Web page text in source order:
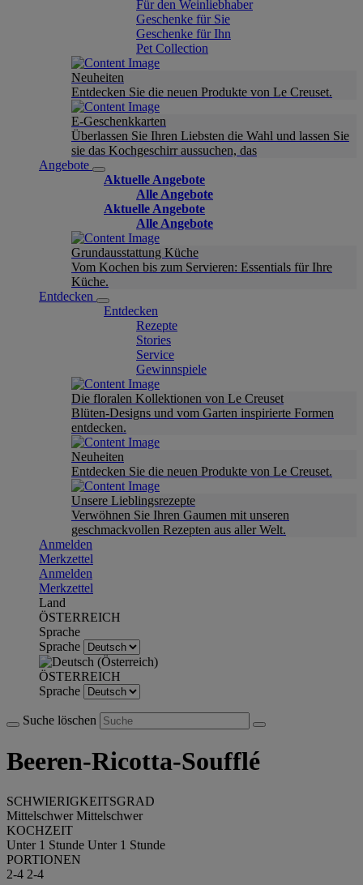
Für den Weinliebhaber
Geschenke für Sie
Geschenke für Ihn
Pet Collection
Neuheiten
Entdecken Sie die neuen Produkte von Le Creuset.
E-Geschenkkarten
Überlassen Sie Ihren Liebsten die Wahl und lassen Sie
sie das Kochgeschirr aussuchen, das
Angebote
Aktuelle Angebote
Alle Angebote
Aktuelle Angebote
Alle Angebote
Grundausstattung Küche
Vom Kochen bis zum Servieren: Essentials für Ihre
Küche.
Entdecken
Entdecken
Rezepte
Stories
Service
Gewinnspiele
Die floralen Kollektionen von Le Creuset
Blüten-Designs und vom Garten inspirierte Formen
entdecken.
Neuheiten
Entdecken Sie die neuen Produkte von Le Creuset.
Unsere Lieblingsrezepte
Verwöhnen Sie Ihren Gaumen mit unseren
geschmackvollen Rezepten aus aller Welt.
Anmelden
Merkzettel
Anmelden
Merkzettel
Land
ÖSTERREICH
Sprache
Sprache
ÖSTERREICH
Sprache
Suche löschen
Beeren-Ricotta-Soufflé
SCHWIERIGKEITSGRAD
Mittelschwer Mittelschwer
KOCHZEIT
Unter 1 Stunde Unter 1 Stunde
PORTIONEN
2-4 2-4